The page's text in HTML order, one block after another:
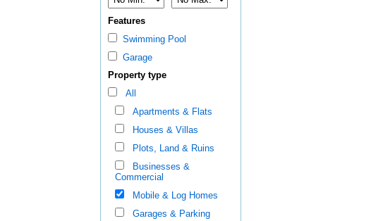
Features
Swimming Pool
Garage
Property type
All
Apartments & Flats
Houses & Villas
Plots, Land & Ruins
Businesses &
Commercial
Mobile & Log Homes
Garages & Parking